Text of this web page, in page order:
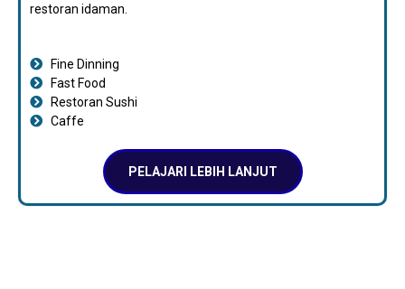
restoran idaman.
Fine Dinning
Fast Food
Restoran Sushi
Caffe
PELAJARI LEBIH LANJUT